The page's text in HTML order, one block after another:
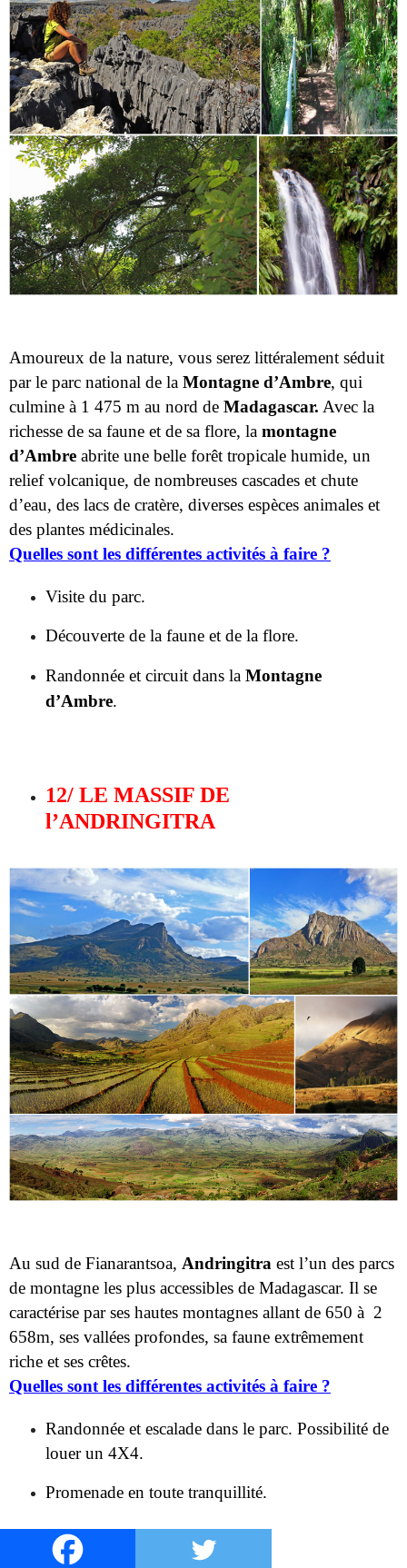
Amoureux de la nature, vous serez littéralement séduit
par le parc national de laMontagne d’Ambre, qui
richesse de sa faune et de sa flore, lamontagne
d’Ambreabrite une belle forêt tropicale humide, un
relief volcanique, de nombreuses cascades et chute
d’eau, des lacs de cratère, diverses espèces animales et
des plantes médicinales.
Quelles sont les différentes activités à faire ?
Visite du parc.
Découverte de la faune et de la flore.
Randonnée et circuit dans la
12/ LE MASSIF DE
Au sud de Fianarantsoa,Andringitraest l’un des parcs
de montagne les plus accessibles de Madagascar. Il se
658m, ses vallées profondes, sa faune extrêmement
riche et ses crêtes.
Quelles sont les différentes activités à faire ?
Randonnée et escalade dans le parc. Possibilité de
louer un 4X4.
13/ LE MASSIF DE l’ANKARANA